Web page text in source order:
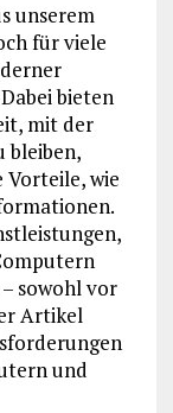
unserem
für viele
bieten
mit der
bleiben,
Vorteile, wie
sowohl vor
Artikel
und